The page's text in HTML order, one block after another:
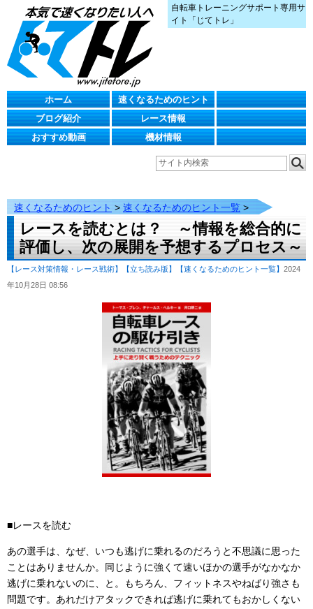
自転車トレーニングサポート専用サ
イト「じてトレ」
ホーム
速くなるためのヒント
ブログ紹介
レース情報
おすすめ動画
機材情報
速くなるためのヒント > 速くなるためのヒント一覧 >
レースを読むとは？ ～情報を総合的に
評価し、次の展開を予想するプロセス～
【レース対策情報・レース戦術】 【立ち読み版】 【速くなるためのヒント一覧】 2024
年10月28日 08:56
■レースを読む
あの選手は、なぜ、いつも逃げに乗れるのだろうと不思議に思った
ことはありませんか。同じように強くて速いほかの選手がなかなか
逃げに乗れないのに、と。もちろん、フィットネスやねばり強さも
問題です。あれだけアタックできれば逃げに乗れてもおかしくない